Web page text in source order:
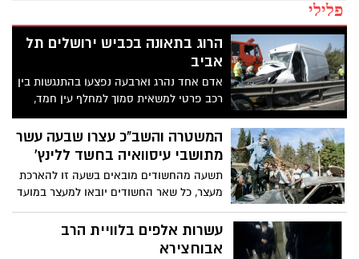
פלילי
הרוג בתאונה בכביש ירושלים תל
אביב
אדם אחד נהרג וארבעה נפצעו בהתנגשות בין
רכב פרטי למשאית סמוך למחלף עין חמד,
לכיוון תל אביב. הכביש חסום לתנועה
המשטרה והשב"כ עצרו שבעה עשר
מתושבי עיסוואיה בחשד ללינץ'
תשעה מהחשודים מובאים בשעה זו להארכת
מעצר, כל שאר החשודים יובאו למעצר במועד
אחר
עשרות אלפים בלוויית הרב
אבוחצירא